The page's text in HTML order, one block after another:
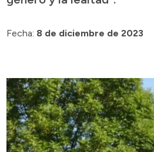
Fecha: 8 de diciembre de 2023